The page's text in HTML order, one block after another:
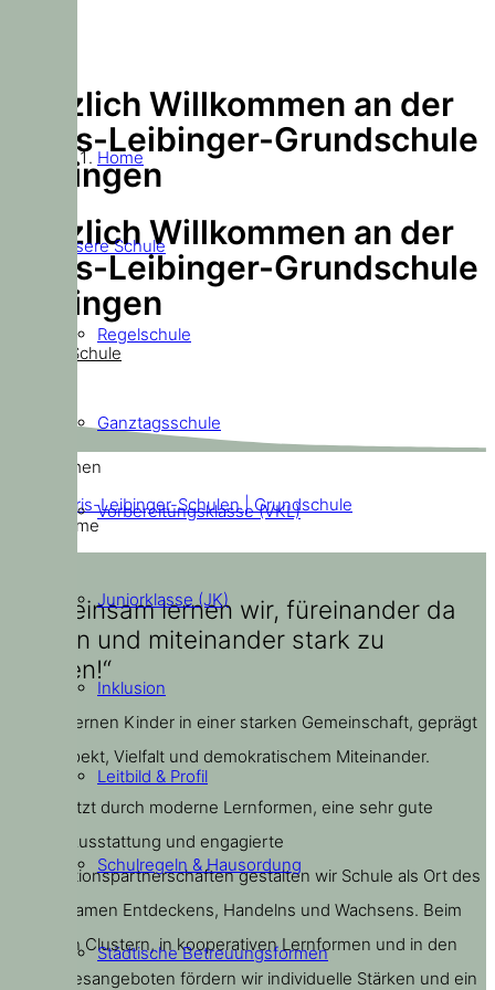
Home
Unsere Schule
Regelschule
Ganztagsschule
Vorbereitungsklasse (VKL)
Juniorklasse (JK)
Inklusion
Leitbild & Profil
Schulregeln & Hausordung
Städtische Betreuungsformen
Herzlich Willkommen an der
Doris-Leibinger-Grundschule
Ditzingen
Herzlich Willkommen an der
Doris-Leibinger-Grundschule
Ditzingen
Unsere Schule
Willkommen
Doris-Leibinger-Schulen | Grundschule
Home
„Gemeinsam lernen wir, füreinander da
zu sein und miteinander stark zu
werden!“
Bei uns lernen Kinder in einer starken Gemeinschaft, geprägt
von Respekt, Vielfalt und demokratischem Miteinander.
Unterstützt durch moderne Lernformen, eine sehr gute
digitale Ausstattung und engagierte
Kooperationspartnerschaften gestalten wir Schule als Ort des
gemeinsamen Entdeckens, Handelns und Wachsens. Beim
Lernen in Clustern, in kooperativen Lernformen und in den
Ganztagesangeboten fördern wir individuelle Stärken und ein